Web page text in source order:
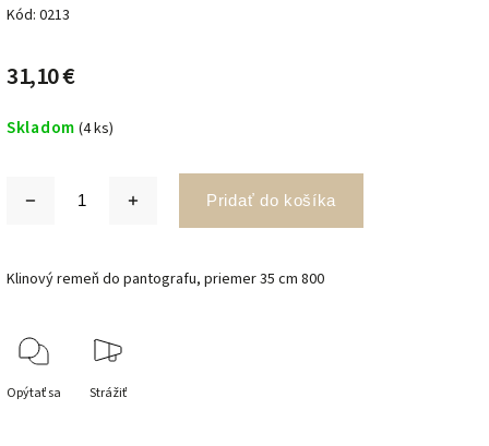
Kód: 0213
31,10 €
Skladom (4 ks)
Pridať do košíka
Klinový remeň do pantografu, priemer 35 cm 800
Opýtať sa Strážiť